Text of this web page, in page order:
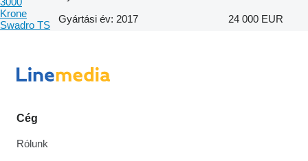
Krone
Swadro TS
Gyártási év: 2017 24 000 EUR
Cég
Rólunk